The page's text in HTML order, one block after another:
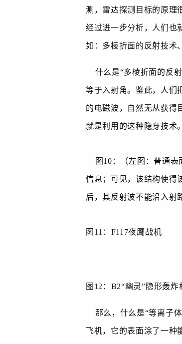
测，雷达探测目标的原理
经过进一步分析，人们也
如：多棱折面的反射技术
什么是“多棱折面的反射
等于入射角。鉴此，人们
的电磁波，自然无从获得
就是利用的这种隐身技术。
图 10 ：（左图：普通
信息；可见，该结构使得
后，其反射波不能沿入射
图 11 ： F117夜鹰战机
图 12 ： B2“幽灵” 隐形轰炸
那么，什么是“等离子
飞机，它的表面涂了一种